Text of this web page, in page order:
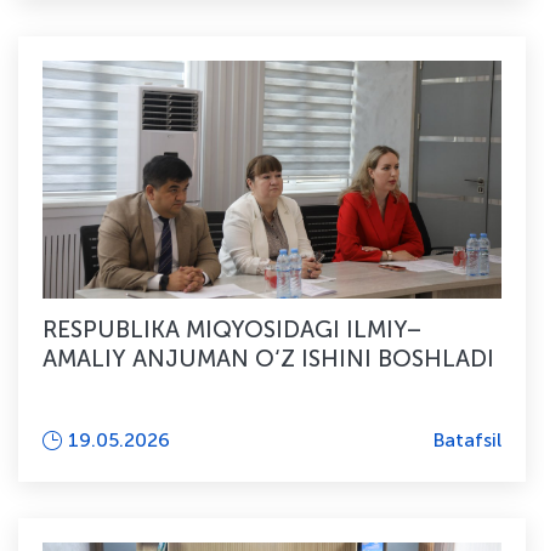
RESPUBLIKA MIQYOSIDAGI ILMIY–
AMALIY ANJUMAN O‘Z ISHINI BOSHLADI
19.05.2026 Batafsil